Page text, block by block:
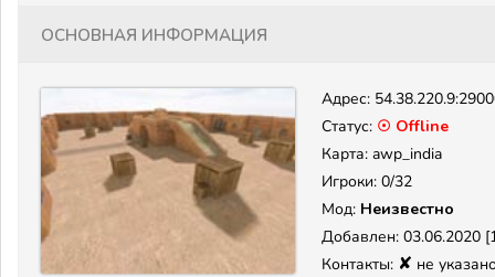
Основная информация
Адрес:
Статус: ☉ Offline
Карта: awp_india
Игроки: 0/32
Мод: Неизвестно
Добавлен: 03.06.2020
Контакты: ✘ не